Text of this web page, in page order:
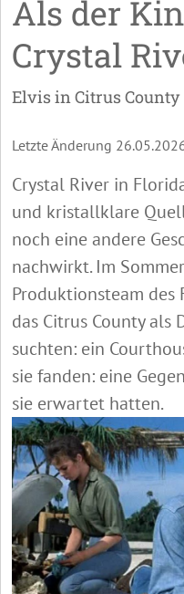
Als der
Crystal
Elvis in Citrus County
Letzte Änderung
Crystal River in
und kristallklare
noch eine andere
nachwirkt. Im
Produktionsteam des
das Citrus County als
suchten: ein
sie fanden: eine
sie erwartet hatten.